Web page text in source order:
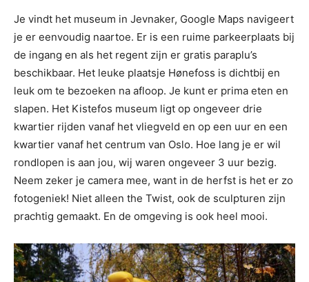
Je vindt het museum in Jevnaker, Google Maps navigeert
je er eenvoudig naartoe. Er is een ruime parkeerplaats bij
de ingang en als het regent zijn er gratis paraplu’s
beschikbaar. Het leuke plaatsje Hønefoss is dichtbij en
leuk om te bezoeken na afloop. Je kunt er prima eten en
slapen. Het Kistefos museum ligt op ongeveer drie
kwartier rijden vanaf het vliegveld en op een uur en een
kwartier vanaf het centrum van Oslo. Hoe lang je er wil
rondlopen is aan jou, wij waren ongeveer 3 uur bezig.
Neem zeker je camera mee, want in de herfst is het er zo
fotogeniek! Niet alleen the Twist, ook de sculpturen zijn
prachtig gemaakt. En de omgeving is ook heel mooi.